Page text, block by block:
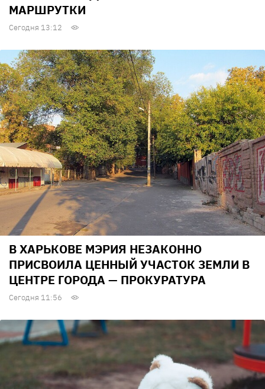
МАРШРУТКИ
Сегодня 13:12
В ХАРЬКОВЕ МЭРИЯ НЕЗАКОННО
ПРИСВОИЛА ЦЕННЫЙ УЧАСТОК ЗЕМЛИ В
ЦЕНТРЕ ГОРОДА — ПРОКУРАТУРА
Сегодня 11:56